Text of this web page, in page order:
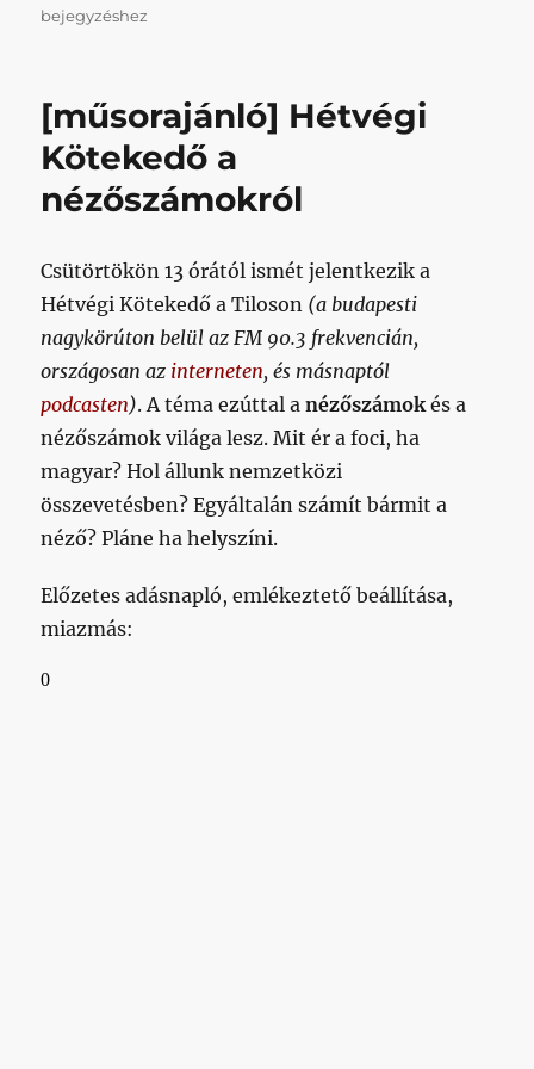
bejegyzéshez
[műsorajánló] Hétvégi
Kötekedő a
nézőszámokról
Csütörtökön 13 órától ismét jelentkezik a
Hétvégi Kötekedő a Tiloson (a budapesti
nagykörúton belül az FM 90.3 frekvencián,
országosan az interneten, és másnaptól
podcasten). A téma ezúttal anézőszámokés a
nézőszámok világa lesz. Mit ér a foci, ha
magyar? Hol állunk nemzetközi
összevetésben? Egyáltalán számít bármit a
néző? Pláne ha helyszíni.
Előzetes adásnapló, emlékeztető beállítása,
miazmás: